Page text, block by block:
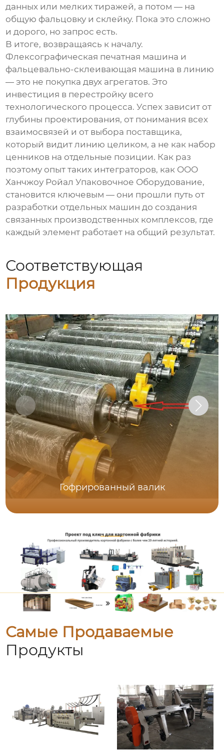
данных или мелких тиражей, а потом — на
общую фальцовку и склейку. Пока это сложно
и дорого, но запрос есть.
В итоге, возвращаясь к началу.
Флексографическая печатная машина и
фальцевально-склеивающая машина в линию
— это не покупка двух агрегатов. Это
инвестиция в перестройку всего
технологического процесса. Успех зависит от
глубины проектирования, от понимания всех
взаимосвязей и от выбора поставщика,
который видит линию целиком, а не как набор
ценников на отдельные позиции. Как раз
поэтому опыт таких интеграторов, как ООО
Ханчжоу Ройал Упаковочное Оборудование,
становится ключевым — они прошли путь от
разработки отдельных машин до создания
связанных производственных комплексов, где
каждый элемент работает на общий результат.
Соответствующая
Продукция
Гофрированный валик
Самые Продаваемые
Продукты